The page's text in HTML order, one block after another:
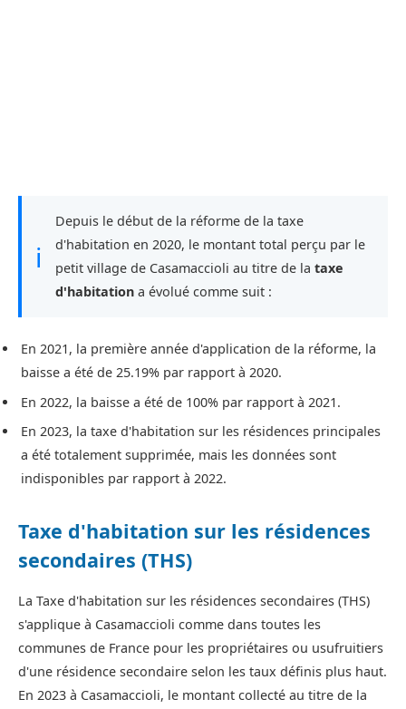
ℹ
Depuis le début de la réforme de la taxe
d'habitation en 2020, le montant total perçu par le
petit village de Casamaccioli au titre de la taxe
d'habitation a évolué comme suit :
En 2021, la première année d'application de la réforme, la
baisse a été de 25.19% par rapport à 2020.
En 2022, la baisse a été de 100% par rapport à 2021.
En 2023, la taxe d'habitation sur les résidences principales
a été totalement supprimée, mais les données sont
indisponibles par rapport à 2022.
Taxe d'habitation sur les résidences
secondaires (THS)
La Taxe d'habitation sur les résidences secondaires (THS)
s'applique à Casamaccioli comme dans toutes les
communes de France pour les propriétaires ou usufruitiers
d'une résidence secondaire selon les taux définis plus haut.
En 2023 à Casamaccioli, le montant collecté au titre de la